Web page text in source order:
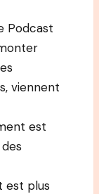
Podcast
viennent
est
est plus